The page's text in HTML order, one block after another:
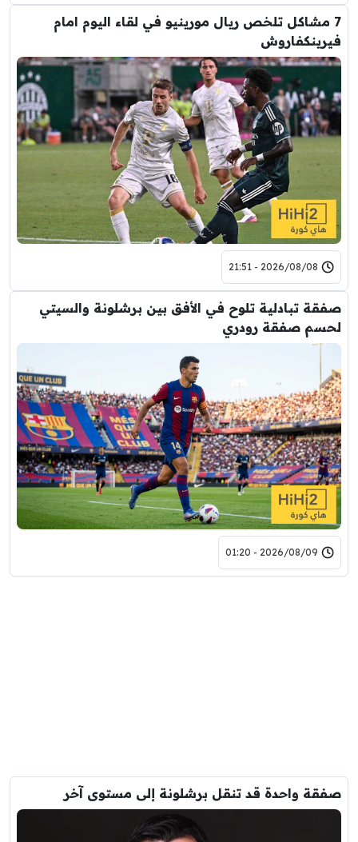
7 مشاكل تلخص ريال مورينيو في لقاء اليوم امام
فيرينكفاروش
2026/08/08 - 21:51
صفقة تبادلية تلوح في الأفق بين برشلونة والسيتي
لحسم صفقة رودري
2026/08/09 - 01:20
صفقة واحدة قد تنقل برشلونة إلى مستوى آخر